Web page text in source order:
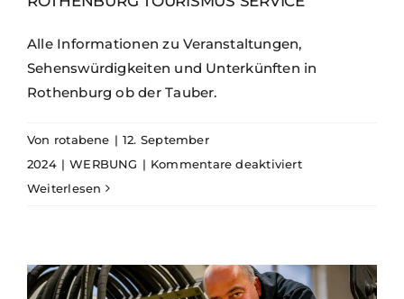
Alle Informationen zu Veranstaltungen,
Sehenswürdigkeiten und Unterkünften in
Rothenburg ob der Tauber.
Von rotabene | 12. September
2024 | WERBUNG | Kommentare deaktiviertfür
Weiterlesen